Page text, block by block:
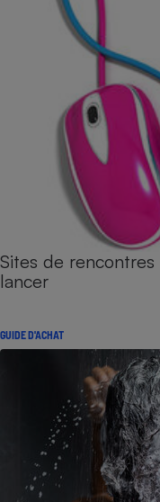
Sites de
lancer
GUIDE D'ACHAT